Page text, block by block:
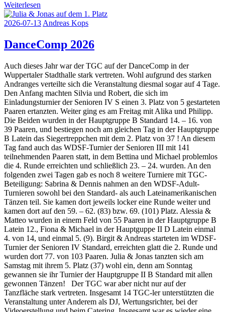
Weiterlesen
2026-07-13 Andreas Kops
DanceComp 2026
Auch dieses Jahr war der TGC auf der DanceComp in der
Wuppertaler Stadthalle stark vertreten. Wohl aufgrund des starken
Andranges verteilte sich die Veranstaltung diesmal sogar auf 4 Tage.
Den Anfang machten Silvia und Robert, die sich im
Einladungsturnier der Senioren IV S einen 3. Platz von 5 gestarteten
Paaren ertanzten. Weiter ging es am Freitag mit Alika und Philipp.
Die Beiden wurden in der Hauptgruppe B Standard 14. – 16. von
39 Paaren, und bestiegen noch am gleichen Tag in der Hauptgruppe
B Latein das Siegertreppchen mit dem 2. Platz von 37 ! An diesem
Tag fand auch das WDSF-Turnier der Senioren III mit 141
teilnehmenden Paaren statt, in dem Bettina und Michael problemlos
die 4. Runde erreichten und schließlich 23. – 24. wurden. An den
folgenden zwei Tagen gab es noch 8 weitere Turniere mit TGC-
Beteiligung: Sabrina & Dennis nahmen an den WDSF-Adult-
Turnieren sowohl bei den Standard- als auch Lateinamerikanischen
Tänzen teil. Sie kamen dort jeweils locker eine Runde weiter und
kamen dort auf den 59. – 62. (83) bzw. 69. (101) Platz. Alessia &
Matteo wurden in einem Feld von 55 Paaren in der Hauptgruppe B
Latein 12., Fiona & Michael in der Hauptguppe II D Latein einmal
4. von 14, und einmal 5. (9). Birgit & Andreas starteten im WDSF-
Turnier der Senioren IV Standard, erreichten glatt die 2. Runde und
wurden dort 77. von 103 Paaren. Julia & Jonas tanzten sich am
Samstag mit ihrem 5. Platz (37) wohl ein, denn am Sonntag
gewannen sie ihr Turnier der Hauptgruppe II B Standard mit allen
gewonnen Tänzen! Der TGC war aber nicht nur auf der
Tanzfläche stark vertreten. Insgesamt 14 TGC-ler unterstützten die
Veranstaltung unter Anderem als DJ, Wertungsrichter, bei der